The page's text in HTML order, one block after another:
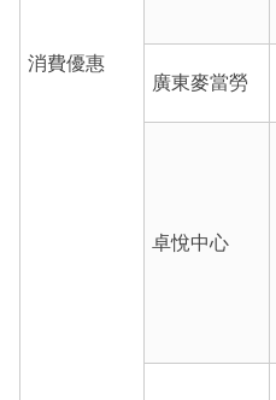
消費優惠
廣東麥當勞
卓悅中心